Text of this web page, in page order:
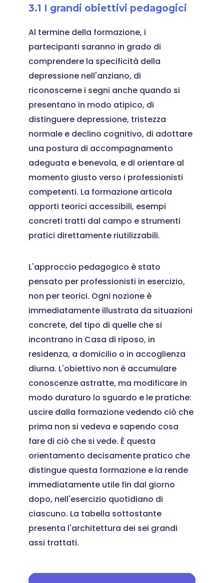
3.1 I grandi obiettivi pedagogici
Al termine della formazione, i
partecipanti saranno in grado di
comprendere la specificità della
depressione nell'anziano, di
riconoscerne i segni anche quando si
presentano in modo atipico, di
distinguere depressione, tristezza
normale e declino cognitivo, di adottare
una postura di accompagnamento
adeguata e benevola, e di orientare al
momento giusto verso i professionisti
competenti. La formazione articola
apporti teorici accessibili, esempi
concreti tratti dal campo e strumenti
pratici direttamente riutilizzabili.
L'approccio pedagogico è stato
pensato per professionisti in esercizio,
non per teorici. Ogni nozione è
immediatamente illustrata da situazioni
concrete, del tipo di quelle che si
incontrano in Casa di riposo, in
residenza, a domicilio o in accoglienza
diurna. L'obiettivo non è accumulare
conoscenze astratte, ma modificare in
modo duraturo lo sguardo e le pratiche:
uscire dalla formazione vedendo ciò che
prima non si vedeva e sapendo cosa
fare di ciò che si vede. È questa
orientamento decisamente pratico che
distingue questa formazione e la rende
immediatamente utile fin dal giorno
dopo, nell'esercizio quotidiano di
ciascuno. La tabella sottostante
presenta l'architettura dei sei grandi
assi trattati.